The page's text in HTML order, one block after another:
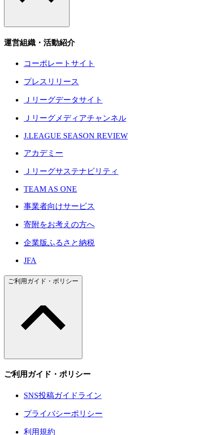
運営組織・活動紹介
コーポレートサイト
プレスリリース
Ｊリーグデータサイト
Ｊリーグメディアチャンネル
J.LEAGUE SEASON REVIEW
アカデミー
Ｊリーグサステナビリティ
TEAM AS ONE
事業者向けサービス
寄附をお考えの方へ
企業版ふるさと納税
JFA
ご利用ガイド・ポリシー
ご利用ガイド・ポリシー
SNS投稿ガイドライン
プライバシーポリシー
利用規約